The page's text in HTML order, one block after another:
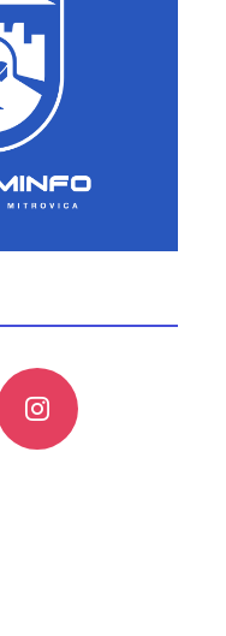
instagram